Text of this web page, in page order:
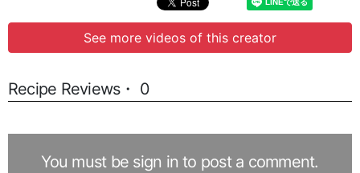
See more videos of this creator
Recipe Reviews・ 0
You must be sign in to post a comment.